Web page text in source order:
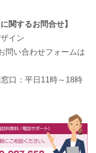
関するお問合せ】
イン
問い合わせフォームは
口：平日11時～18時